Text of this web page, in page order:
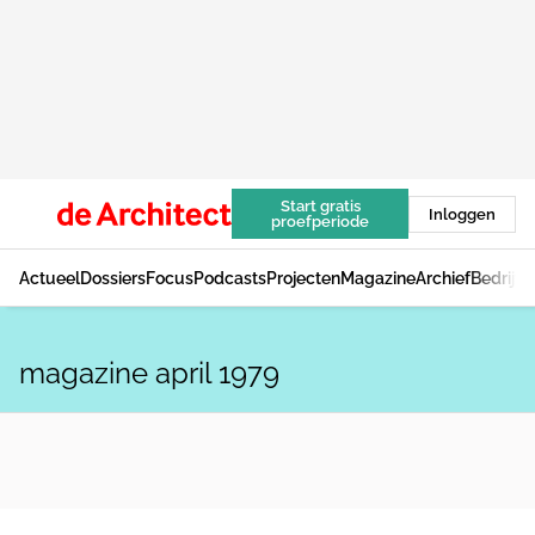
Start gratis
proefperiode
Inloggen
ActueelDossiersFocusPodcastsProjectenMagazineArchief
magazine april 1979